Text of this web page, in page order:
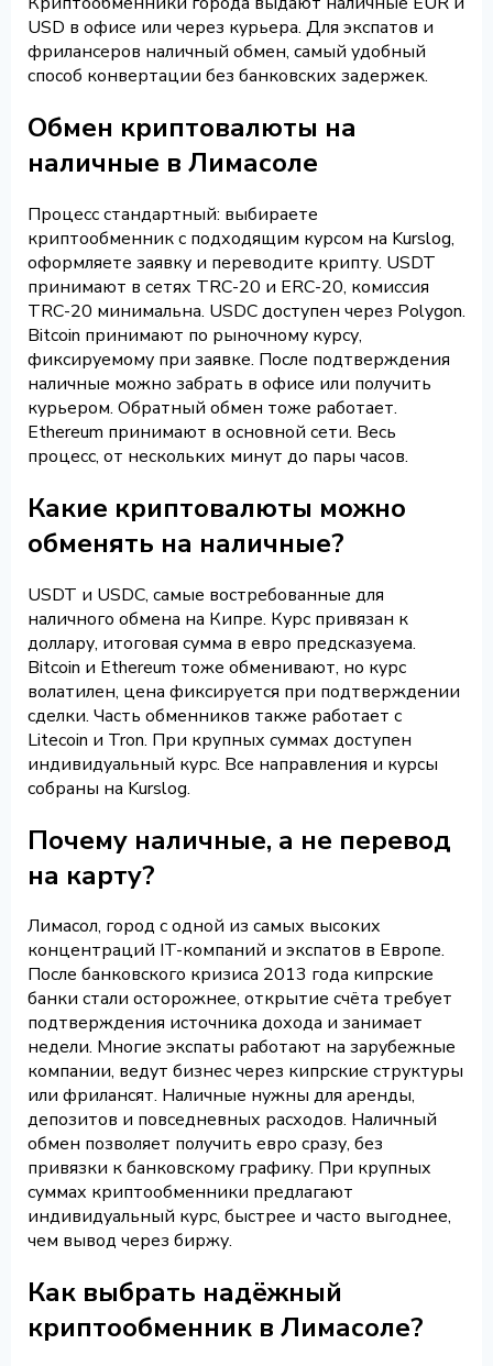
USD в офисе или через курьера. Для экспатов и
фрилансеров наличный обмен, самый удобный
способ конвертации без банковских задержек.
Обмен криптовалюты на
наличные в Лимасоле
Процесс стандартный: выбираете
криптообменник с подходящим курсом на Kurslog,
оформляете заявку и переводите крипту. USDT
принимают в сетях TRC-20 и ERC-20, комиссия
TRC-20 минимальна. USDC доступен через Polygon.
Bitcoin принимают по рыночному курсу,
фиксируемому при заявке. После подтверждения
наличные можно забрать в офисе или получить
курьером. Обратный обмен тоже работает.
Ethereum принимают в основной сети. Весь
процесс, от нескольких минут до пары часов.
Какие криптовалюты можно
обменять на наличные?
USDT и USDC, самые востребованные для
наличного обмена на Кипре. Курс привязан к
доллару, итоговая сумма в евро предсказуема.
Bitcoin и Ethereum тоже обменивают, но курс
волатилен, цена фиксируется при подтверждении
сделки. Часть обменников также работает с
Litecoin и Tron. При крупных суммах доступен
индивидуальный курс. Все направления и курсы
собраны на Kurslog.
Почему наличные, а не перевод
на карту?
Лимасол, город с одной из самых высоких
концентраций IT-компаний и экспатов в Европе.
После банковского кризиса 2013 года кипрские
банки стали осторожнее, открытие счёта требует
подтверждения источника дохода и занимает
недели. Многие экспаты работают на зарубежные
компании, ведут бизнес через кипрские структуры
или фрилансят. Наличные нужны для аренды,
депозитов и повседневных расходов. Наличный
обмен позволяет получить евро сразу, без
привязки к банковскому графику. При крупных
суммах криптообменники предлагают
индивидуальный курс, быстрее и часто выгоднее,
чем вывод через биржу.
Как выбрать надёжный
криптообменник в Лимасоле?